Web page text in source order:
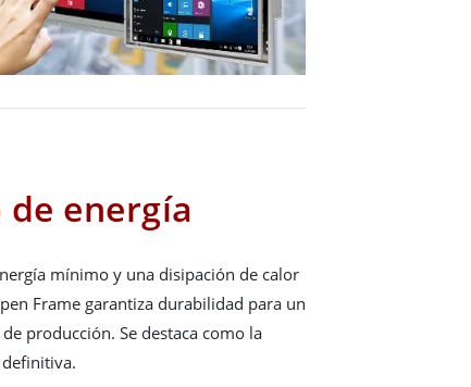
energía
mínimo y una disipación de calor
Frame garantiza durabilidad para un
producción. Se destaca como la